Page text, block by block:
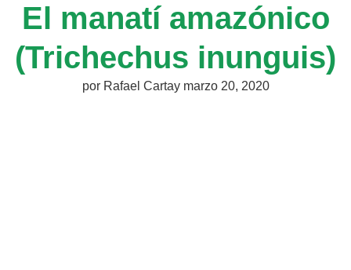
El manatí amazónico
(Trichechus inunguis)
por Rafael Cartay marzo 20, 2020